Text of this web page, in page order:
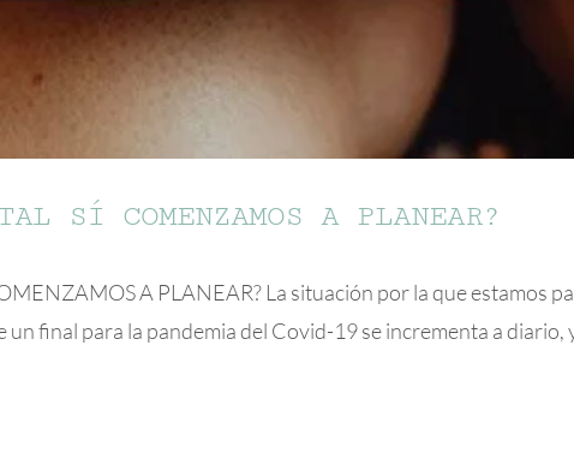
SÍ COMENZAMOS A PLANEAR?
A PLANEAR? La situación por la que estamos
un final para la pandemia del Covid-19 se incrementa a